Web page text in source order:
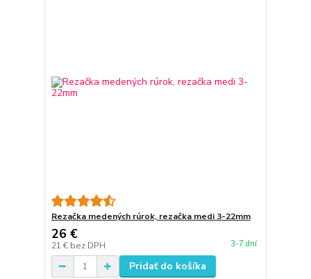
Rezačka medených rúrok, rezačka medi 3-22mm
26 €
21 € bez DPH 3-7 dní
Pridať do košíka